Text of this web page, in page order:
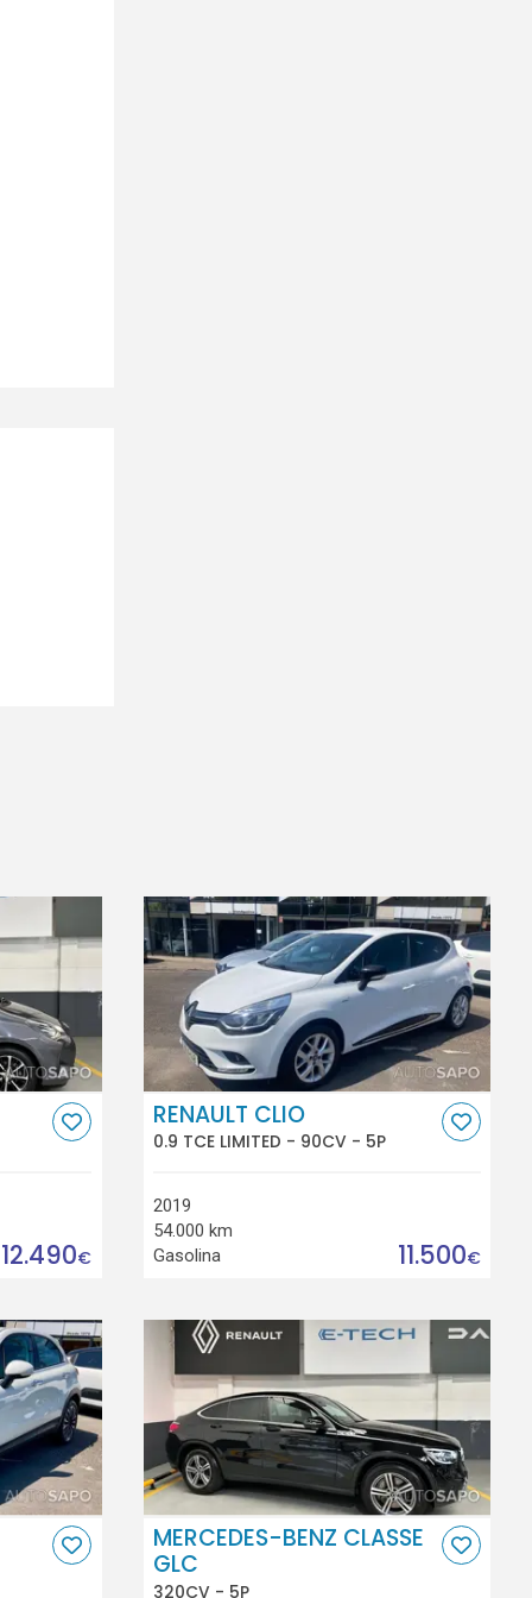
12.490€
RENAULT CLIO
0.9 TCE LIMITED - 90CV - 5P
2019
54.000 km
Gasolina
11.500€
MERCEDES-BENZ CLASSE
GLC
320CV - 5P